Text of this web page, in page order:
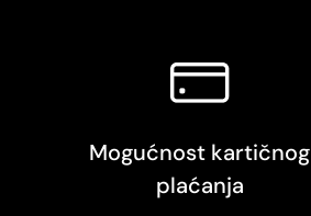
Mogućnost kartičnog
plaćanja